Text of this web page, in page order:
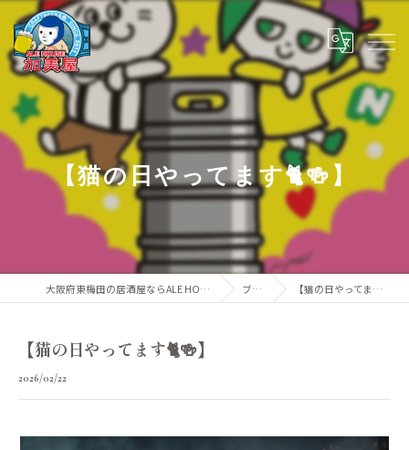
【猫の日やってます🐈🍻】
大阪府東梅田の居酒屋ならALE HOUSE 加美屋 ブログ 【猫の日やってます🐈🍻】
【猫の日やってます🐈🍻】
2026/02/22